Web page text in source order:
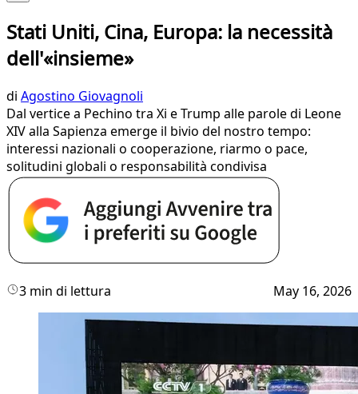
Stati Uniti, Cina, Europa: la necessità
dell'«insieme»
di Agostino Giovagnoli
Dal vertice a Pechino tra Xi e Trump alle parole di Leone
XIV alla Sapienza emerge il bivio del nostro tempo:
interessi nazionali o cooperazione, riarmo o pace,
solitudini globali o responsabilità condivisa
3 min di lettura May 16, 2026